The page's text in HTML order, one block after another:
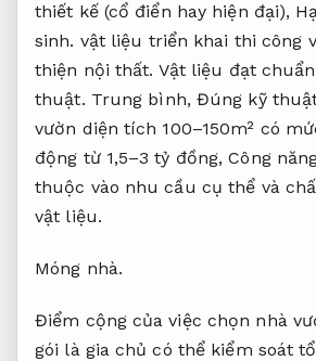
thiết kế (cổ điển hay hiện đại),
sinh. vật liệu triển khai thi công
thiện nội thất. Vật liệu đạt
thuật. Trung bình, Đúng kỹ
vườn diện tích 100–150m² có
động từ 1,5–3 tỷ đồng,Công
thuộc vào nhu cầu cụ thể và
vật liệu.
Móng nhà.
Điểm cộng của việc chọn nhà
gói là gia chủ có thể kiểm soát